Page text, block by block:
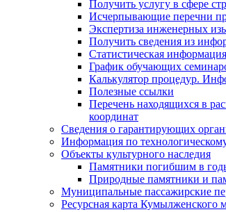
Получить услугу в сфере
Исчерпывающие перечни
Экспертиза инженерных
Получить сведения из
Статистическая
График обучающих
Калькулятор процедур.
Полезные ссылки
Перечень находящихся в
координат
Сведения о гарантирующих
Информация по
Объекты культурного наследия
Памятники погибшим в
Природные памятники и
Муниципальные пассажирские
Ресурсная карта Кумылженского